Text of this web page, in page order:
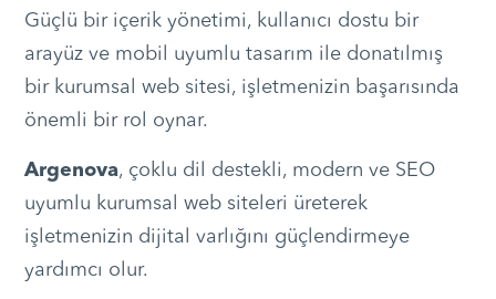
Güçlü bir içerik yönetimi, kullanıcı dostu bir
arayüz ve mobil uyumlu tasarım ile donatılmış
bir kurumsal web sitesi, işletmenizin başarısında
önemli bir rol oynar.
Argenova, çoklu dil destekli, modern ve SEO
uyumlu kurumsal web siteleri üreterek
işletmenizin dijital varlığını güçlendirmeye
yardımcı olur.